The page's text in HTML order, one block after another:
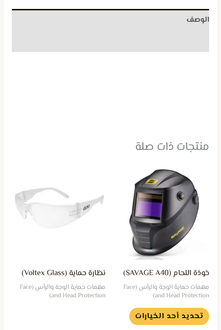
الوصف
منتجات ذات صلة
خوذة اللحام (SAVAGE A40)
مهمات حماية الوجة والرأس (Face
and Head Protection)
تحديد أحد الخيارات
المختلفة
يمكن
اختيار
على
نظارة حماية (Voltex Glass)
مهمات حماية الوجة والرأس (Face
and Head Protection)